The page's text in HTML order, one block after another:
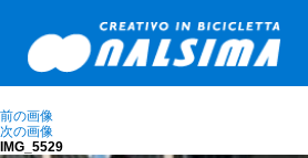
前の画像
次の画像
IMG_5529